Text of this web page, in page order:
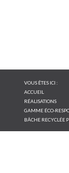
VOUS ÊTES ICI :
ACCUEIL
RÉALISATIONS
GAMME ÉCO-
BÂCHE RECYCLÉE